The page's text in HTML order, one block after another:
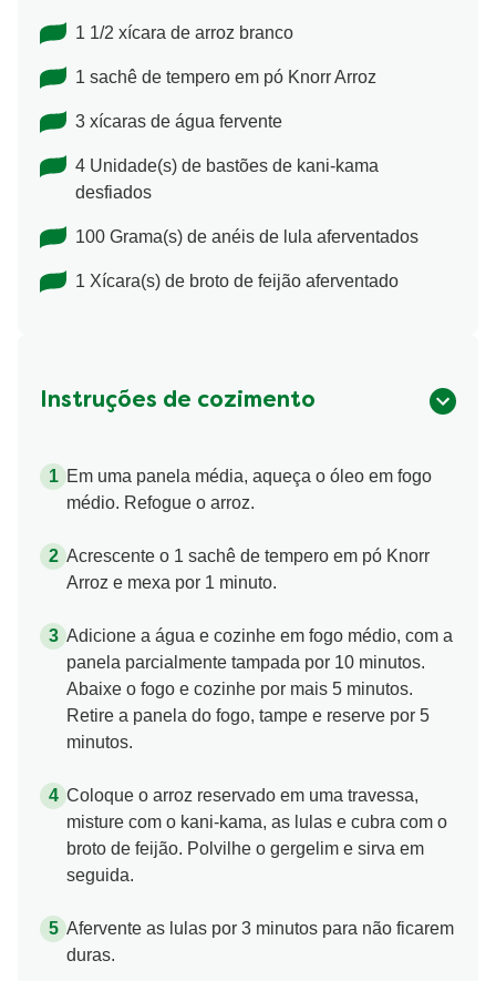
1 1/2 xícara de arroz branco
1 sachê de tempero em pó Knorr Arroz
3 xícaras de água fervente
4 Unidade(s) de bastões de kani-kama
desfiados
100 Grama(s) de anéis de lula aferventados
1 Xícara(s) de broto de feijão aferventado
Instruções de cozimento
Em uma panela média, aqueça o óleo em fogo
médio. Refogue o arroz.
Acrescente o 1 sachê de tempero em pó Knorr
Arroz e mexa por 1 minuto.
Adicione a água e cozinhe em fogo médio, com a
panela parcialmente tampada por 10 minutos.
Abaixe o fogo e cozinhe por mais 5 minutos.
Retire a panela do fogo, tampe e reserve por 5
minutos.
Coloque o arroz reservado em uma travessa,
misture com o kani-kama, as lulas e cubra com o
broto de feijão. Polvilhe o gergelim e sirva em
seguida.
Afervente as lulas por 3 minutos para não ficarem
duras.